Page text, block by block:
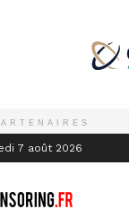
7 août 2026